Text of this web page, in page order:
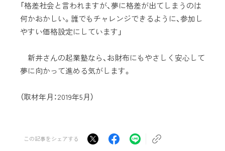
「格差社会と言われますが、夢に格差が出てしまうのは
何かおかしい。誰でもチャレンジできるように、参加し
やすい価格設定にしています」
新井さんの起業塾なら、お財布にもやさしく安心して
夢に向かって進める気がします。
（取材年月：2019年5月）
この記事をシェアする